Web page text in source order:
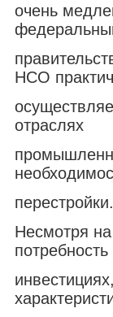
очень
НСО
отраслях
перестройки.
Несмотря
потребность